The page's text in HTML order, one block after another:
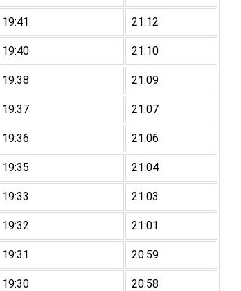
19:41 21:12
19:40 21:10
19:38 21:09
19:37 21:07
19:36 21:06
19:35 21:04
19:33 21:03
19:32 21:01
19:31 20:59
19:30 20:58